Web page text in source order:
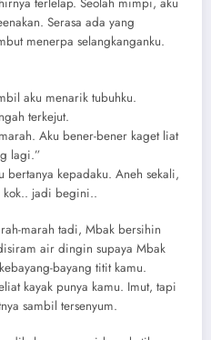
terlelap. Seolah mimpi, aku
Serasa ada yang
menerpa selangkanganku.
aku menarik tubuhku.
terkejut.
Aku bener-bener kaget liat
lagi.”
bertanya kepadaku. Aneh sekali,
kok.. jadi begini..
marah tadi, Mbak bersihin
air dingin supaya Mbak
bayang titit kamu.
kayak punya kamu. Imut, tapi
sambil tersenyum.